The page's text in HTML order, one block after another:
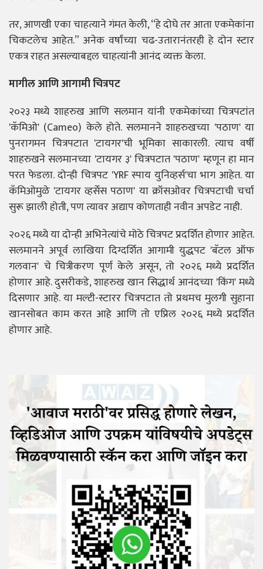
तर, आणखी एका चाहत्याने गंमत केली, “हे दोघे तर आता एकमेकांना
चिकटलेच आहेत.” अनेक वर्षांच्या चढ-उतारानंतरही हे दोन स्टार
एकत्र राहत असल्याबद्दल चाहत्यांनी आनंद व्यक्त केला.
मागील आणि आगामी चित्रपट
२०२३ मध्ये शाहरुख आणि सलमान यांनी एकमेकांच्या चित्रपटांत
'कॅमिओ' (Cameo) केले होते. सलमानने शाहरुखच्या 'पठाण' या
पुनरागमन चित्रपटात 'टायगर'ची भूमिका साकारली. त्याच वर्षी
शाहरुखने सलमानच्या 'टायगर ३' चित्रपटात 'पठाण' म्हणून हा मान
परत फेडला. दोन्ही चित्रपट 'YRF स्पाय युनिव्हर्स'चा भाग आहेत. या
कॅमिओमुळे 'टायगर व्हर्सेस पठाण' या क्रॉसओवर चित्रपटाची चर्चा
सुरू झाली होती, पण त्यावर अद्याप कोणताही नवीन अपडेट नाही.
२०२६ मध्ये या दोन्ही अभिनेत्यांचे मोठे चित्रपट प्रदर्शित होणार आहेत.
सलमानने अपूर्व लाखिया दिग्दर्शित आगामी युद्धपट 'बॅटल ऑफ
गलवान' चे चित्रीकरण पूर्ण केले असून, तो २०२६ मध्ये प्रदर्शित
होणार आहे. दुसरीकडे, शाहरुख खान सिद्धार्थ आनंदच्या 'किंग' मध्ये
दिसणार आहे. या मल्टी-स्टारर चित्रपटात तो प्रथमच मुलगी सुहाना
खानसोबत काम करत आहे आणि तो एप्रिल २०२६ मध्ये प्रदर्शित
होणार आहे.